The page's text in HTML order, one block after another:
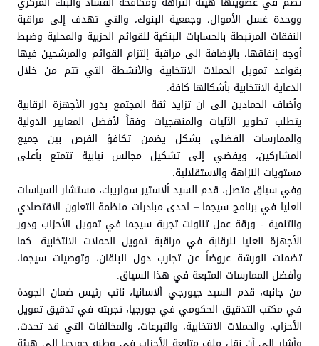
ووحدة غسل الأموال، وجمعية البنوك، والتي تهدف إلى مراقبة
النفقات المرتبطة بالحسابات البنكية للقوائم الحزبية والمحلية وضبط
أوجه إنفاقها، بالإضافة الى مراقبة إلتزام القوائم والمرشحين فيها
بقواعد تمويل الحملات الانتخابية والأنشطة التي تتم من خلال
الدعاية الانتخابية بأشكالها كافة.
وأضاف الحمادين الى ان تزايد ثقة المجتمع بدور الأجهزة الرقابية
يتطلب تطوير الآليات والمنهجيات وفقاً لأفضل المعايير الدولية
والممارسات الفضلى بشكل يضمن تكافؤ الفرص بين جميع
المشاركين، ويفضي إلى تشكيل مجالس نيابية تتمتع بأعلى
مستويات النزاهة والاستقلالية.
وفي سياق متصل، قدم السيد ألاستير سواريبك، مستشار السياسات
العليا في برنامج سيجما – احدى مبادرات منظمة التعاون الاقتصادي
والتنمية - ورقة عمل تناولت تجربة سيجما في تمويل الأحزاب ودور
الأجهزة العليا للرقابة في مراقبة تمويل الحملات الانتخابية. كما
تضمنت الورشة عروضاً عن تجارب دول البلقان، وتوصيات سيجما،
وأفضل الممارسات المتبعة في هذا السياق.
من جانبه، قدم السيد جيورجي ألاسانيا، نائب رئيس ضمان الجودة
في مكتب التدقيق الحكومي في جورجيا، تجربته في تدقيق تمويل
الأحزاب، والحملات الانتخابية، والتبرعات، والمخالفات التي قد تحدث،